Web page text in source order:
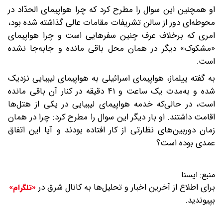
او همچنین این سوال را مطرح کرد که چرا هواپیمای الحدّاد در
محوطه‌ای دور از سالن تشریفات مقامات عالی گذاشته شده بود،
امری که برخلاف عرف چنین سفرهایی است و چرا هواپیمای
«مشکوک» دیگر در همان محل باقی مانده و جابه‌جا نشده
است.
به گفته ییلماز، هواپیمای اسرائیلی به هواپیمای لیبیایی نزدیک
شده و به‌مدت یک ساعت و ۴۱ دقیقه در کنار آن باقی مانده
است، در حالی‌که خدمه هواپیمای لیبیایی در یکی از هتل‌ها
اقامت داشتند. او بار دیگر این سوال را مطرح کرد: چرا در همان
زمان دوربین‌های نظارتی از کار افتاده بودند و آیا این اتفاق
عمدی بوده است؟
منبع: ایسنا
برای اطلاع از آخرین اخبار و تحلیل‌ها به کانال شرق در «تلگرام»
بپیوندید.